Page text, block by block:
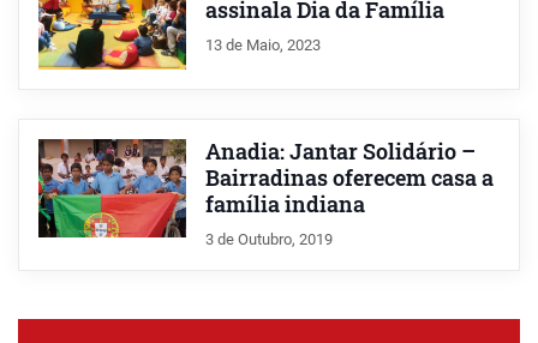
assinala Dia da Família
13 de Maio, 2023
Anadia: Jantar Solidário –
Bairradinas oferecem casa a
família indiana
3 de Outubro, 2019